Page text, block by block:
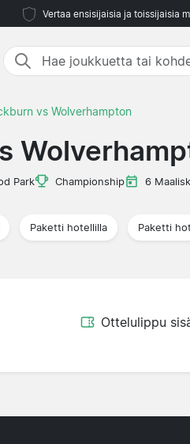
Vertaa ensisijaisia ja toissijaisia
vs Wolverhampton
Park Championship 6
Paketti hotellilla Paketti
Ottelulippu